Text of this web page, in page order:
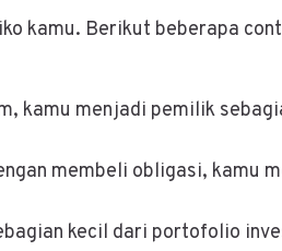
kamu. Berikut beberapa
kamu menjadi pemilik
membeli obligasi, kamu
kecil dari portofolio